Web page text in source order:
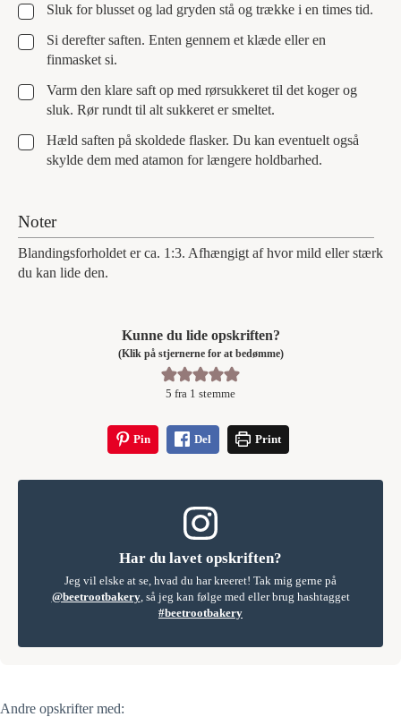
▢
Sluk for blusset og lad gryden stå og trække i en times tid.
▢
Si derefter saften. Enten gennem et klæde eller en
finmasket si.
▢
Varm den klare saft op med rørsukkeret til det koger og
sluk. Rør rundt til alt sukkeret er smeltet.
▢
Hæld saften på skoldede flasker. Du kan eventuelt også
skylde dem med atamon for længere holdbarhed.
Noter
Blandingsforholdet er ca. 1:3. Afhængigt af hvor mild eller stærk
du kan lide den.
Kunne du lide opskriften?
(Klik på stjernerne for at bedømme)
5 fra 1 stemme
Pin Del Print
Har du lavet opskriften?
Jeg vil elske at se, hvad du har kreeret! Tak mig gerne på
@beetrootbakery, så jeg kan følge med eller brug hashtagget
#beetrootbakery
Andre opskrifter med: